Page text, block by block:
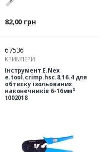
Ціна
82,00 грн
67536
КРИМПЕРИ
Інструмент E.Nex
e.tool.crimp.hsc.8.16.4 для
обтиску ізольованих
наконечників 6-16мм²
t002018